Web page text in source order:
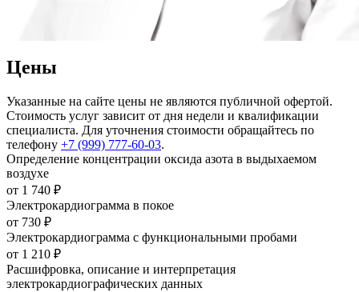
Цены
Указанные на сайте цены не являются публичной офертой.
Стоимость услуг зависит от дня недели и квалификации
специалиста. Для уточнения стоимости обращайтесь по
телефону +7 (999) 777-60-03.
Определение концентрации оксида азота в выдыхаемом
воздухе
от 1 740 ₽
Электрокардиограмма в покое
от 730 ₽
Электрокардиограмма с функциональными пробами
от 1 210 ₽
Расшифровка, описание и интерпретация
электрокардиографических данных